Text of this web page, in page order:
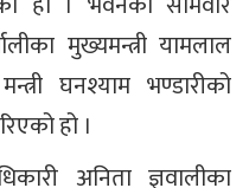
मुख्यमन्त्री यामलाल
घनश्याम भण्डारीको
हो ।
अनिता ज्ञवालीका